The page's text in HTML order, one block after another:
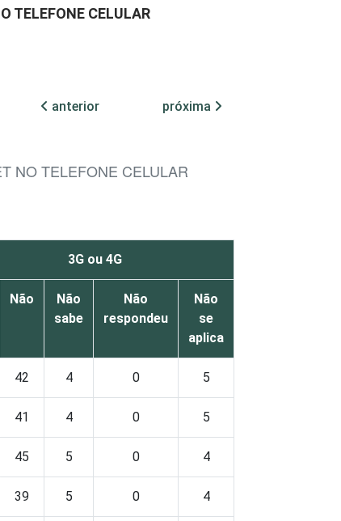
TELEFONE CELULAR
anterior
próxima
NO TELEFONE CELULAR
3G ou 4G
Não
Não
sabe
Não
respondeu
Não
se
aplica
42 4 0 5
41 4 0 5
45 5 0 4
39 5 0 4